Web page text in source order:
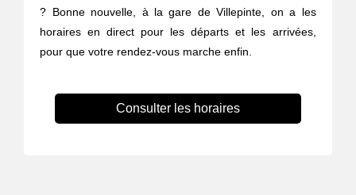
? Bonne nouvelle, à la gare de Villepinte, on a les
horaires en direct pour les départs et les arrivées,
pour que votre rendez-vous marche enfin.
Consulter les horaires